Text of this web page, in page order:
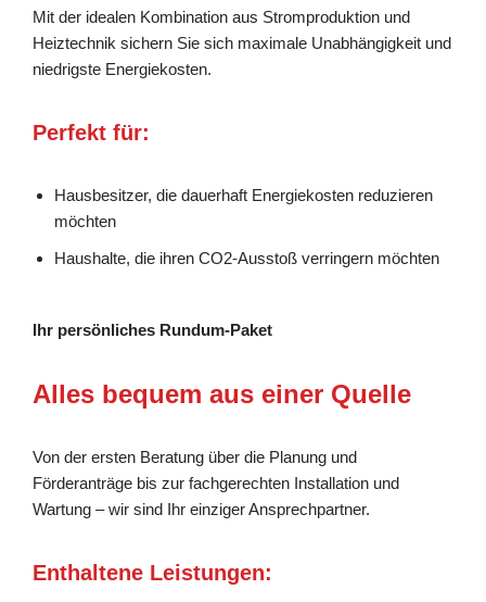
Mit der idealen Kombination aus Stromproduktion und
Heiztechnik sichern Sie sich maximale Unabhängigkeit und
niedrigste Energiekosten.
Perfekt für:
Hausbesitzer, die dauerhaft Energiekosten reduzieren
möchten
Haushalte, die ihren CO2-Ausstoß verringern möchten
Ihr persönliches Rundum-Paket
Alles bequem aus einer Quelle
Von der ersten Beratung über die Planung und
Förderanträge bis zur fachgerechten Installation und
Wartung – wir sind Ihr einziger Ansprechpartner.
Enthaltene Leistungen: